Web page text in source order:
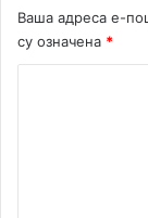
в
д
Ваша адреса е-
су означена *